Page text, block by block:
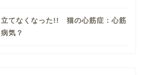
立てなくなった!! 猫の心筋症：心筋
気？